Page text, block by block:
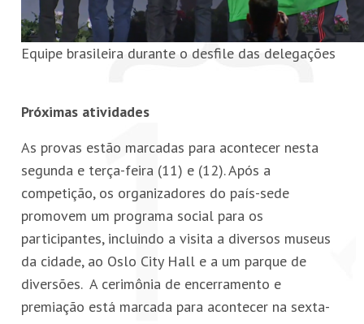
Equipe brasileira durante o desfile das delegações
Próximas atividades
As provas estão marcadas para acontecer nesta
segunda e terça-feira (11) e (12). Após a
competição, os organizadores do país-sede
promovem um programa social para os
participantes, incluindo a visita a diversos museus
da cidade, ao Oslo City Hall e a um parque de
diversões. A cerimônia de encerramento e
premiação está marcada para acontecer na sexta-